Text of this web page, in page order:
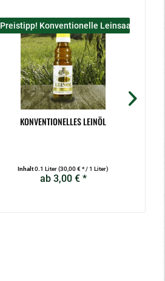
Preistipp! Konventionelle Leinsaat
KONVENTIONELLES LEINÖL
Inhalt0.1 Liter(30,00 € * / 1 Liter)
ab 3,00 € *